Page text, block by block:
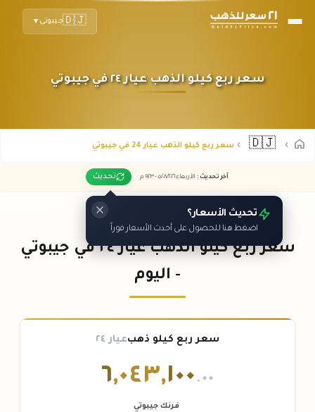
🇩🇯جيبوتي ▼
سعر ربع كيلو الذهب عيار ٢٤ في جيبوتي
🇩🇯 سعر ربع كيلو الذهب عيار 24 في جيبوتي
آخر تحديث : الأربعاء ٠٥ /٠٨/٢٠٢٦ - ٠٩:٢٣ م تحديث
تحديث الأسعار؟
اضغط هنا للحصول على أحدث الأسعار فوراً
سعر ربع كيلو الذهب عيار ٢٤ في جيبوتي
- اليوم
سعر ربع كيلو ذهبعيار ٢٤
٦,٠٤٣,١٠٠ .٠٠
فرنك جيبوتي